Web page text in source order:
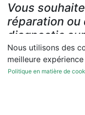
Vous
réparation ou
diagnostic
Contactez-
Les réparations et
Nous utilisons des
meilleure
Politique en matière de